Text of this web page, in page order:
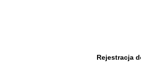
Rejestracja